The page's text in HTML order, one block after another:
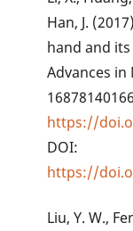
Han, J.
hand and
Advances in
https://
DOI:
https://
Liu, Y. W.,